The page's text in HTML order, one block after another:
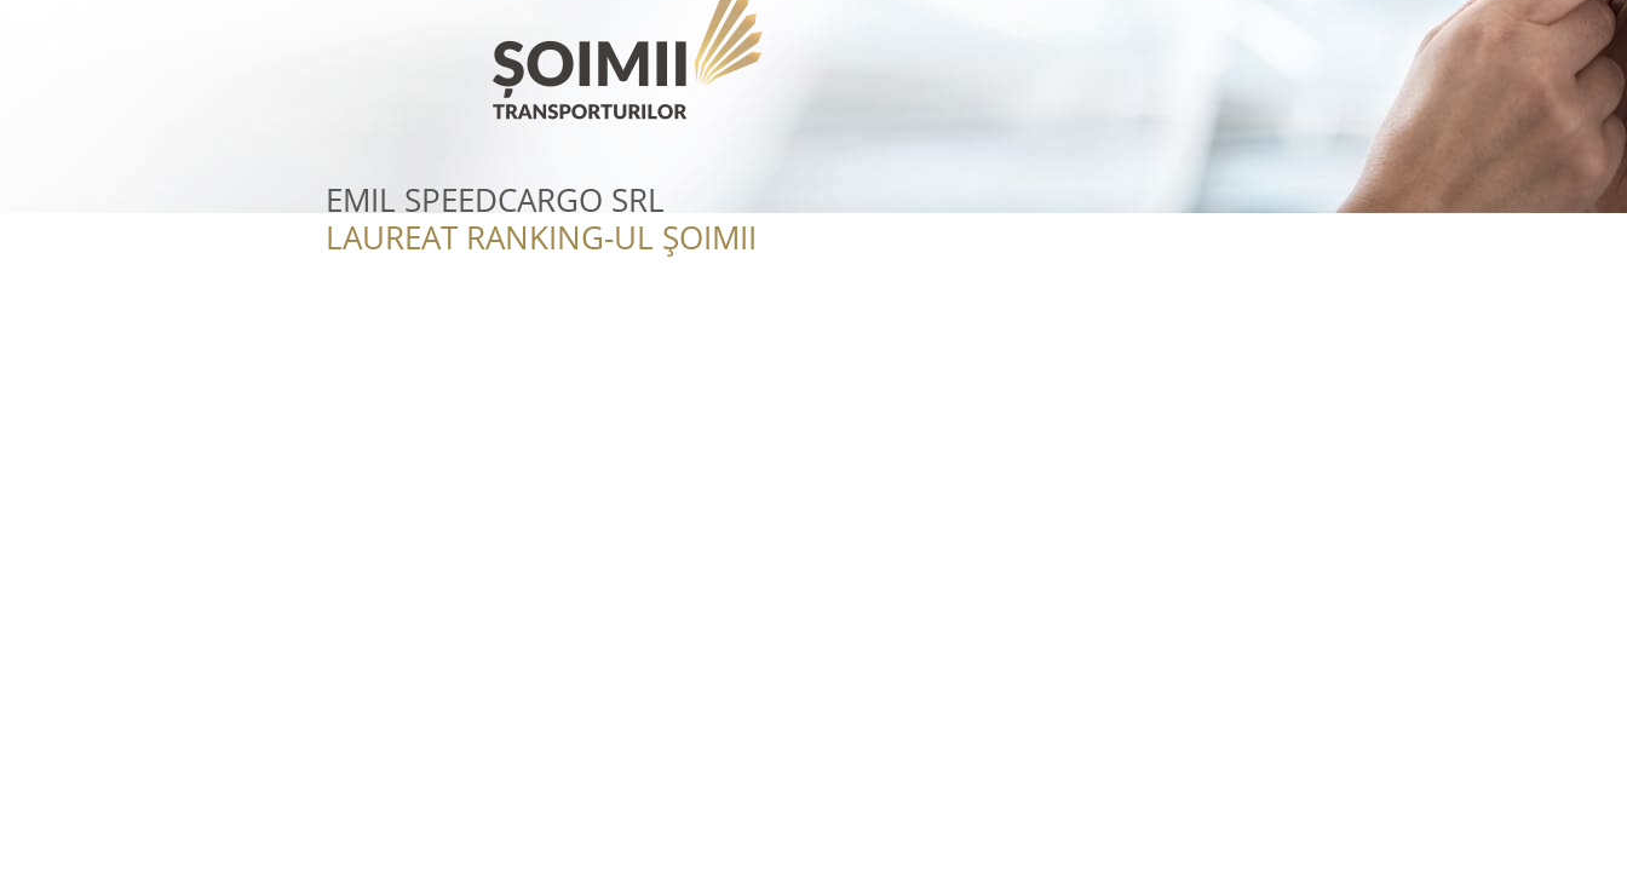
EMIL SPEEDCARGO SRL
LAUREAT RANKING-UL ȘOIMII